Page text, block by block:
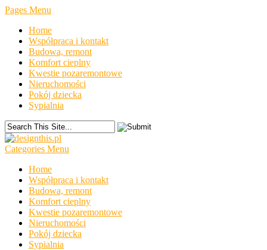
Pages Menu
Home
Współpraca i kontakt
Budowa, remont
Komfort cieplny
Kwestie pozaremontowe
Nieruchomości
Pokój dziecka
Sypialnia
Categories Menu
Home
Współpraca i kontakt
Budowa, remont
Komfort cieplny
Kwestie pozaremontowe
Nieruchomości
Pokój dziecka
Sypialnia